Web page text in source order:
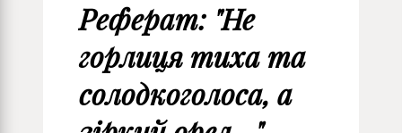
Реферат: "Не
горлиця тиха та
солодкоголоса, а